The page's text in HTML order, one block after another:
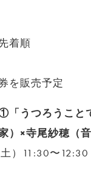
着順
を販売予定
「うつろうこと
）×寺尾紗穂（
）11:30〜12:30